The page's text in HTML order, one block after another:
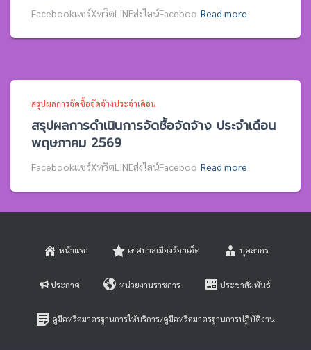
Facebookแชร์XทวิตLINEส่งไลน์Faceboo Read more
สรุปผลการจัดซื้อจัดจ้างประจำเดือน
สรุปผลการดำเนินการจัดซื้อจัดจ้าง ประจำเดือน
พฤษภาคม 2569
Facebookแชร์XทวิตLINEส่งไลน์Faceboo Read more
หน้าแรก เทศบาลเมืองร้อยเอ็ด บุคลากร
ประกาศ หน่วยงานราชการ ประชาสัมพันธ์
คู่มือหรือมาตรฐานการให้บริการ/คู่มือหรือมาตรฐานการปฏิบัติงาน